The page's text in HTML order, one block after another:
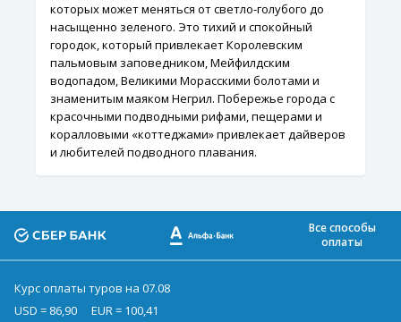
которых может меняться от светло-голубого до
насыщенно зеленого. Это тихий и спокойный
городок, который привлекает Королевским
пальмовым заповедником, Мейфилдским
водопадом, Великими Морасскими болотами и
знаменитым маяком Негрил. Побережье города с
красочными подводными рифами, пещерами и
коралловыми «коттеджами» привлекает дайверов
и любителей подводного плавания.
Все способы
оплаты
Курс оплаты туров на 07.08
USD = 86,90
EUR = 100,41